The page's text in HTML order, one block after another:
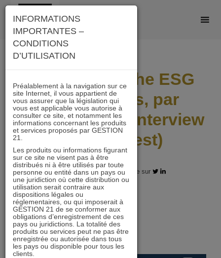
Skip
content
Notre démarche ESG
en 3 minutes, par
Daniel Tondu (Interview
Zoom Invest)
18.11.2021 - Partagez l'article sur
INFORMATIONS
IMPORTANTES –
CONDITIONS
D’UTILISATION
Préalablement à la navigation sur ce
site Internet, il vous appartient de
vous assurer que la législation qui
vous est applicable vous autorise à
consulter ce site, et notamment les
informations concernant les produits
et services proposés par GESTION
21.
Les produits ou informations figurant
sur ce site ne visent pas à être
distribués ni à être utilisés par toute
personne ou entité dans un pays ou
une juridiction où cette distribution ou
utilisation serait contraire aux
dispositions légales ou
réglementaires, ou qui imposerait à
GESTION 21 de se conformer aux
obligations d’enregistrement de ces
pays ou juridictions. La totalité des
produits ou services peut ne pas être
enregistrée ou autorisée dans tous
les pays ou disponible pour tous les
clients.